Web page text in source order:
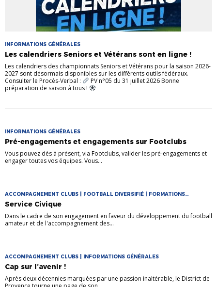
INFORMATIONS GÉNÉRALES
Les calendriers Seniors et Vétérans sont en ligne !
Les calendriers des championnats Seniors et Vétérans pour la saison 2026-
2027 sont désormais disponibles sur les différents outils fédéraux.
Consulter le Procès-Verbal :
PV n°05 du 31 juillet 2026 Bonne
préparation de saison à tous !
INFORMATIONS GÉNÉRALES
Pré-engagements et engagements sur Footclubs
Vous pouvez dès à présent, via Footclubs, valider les pré-engagements et
engager toutes vos équipes. Vous...
ACCOMPAGNEMENT CLUBS | FOOTBALL DIVERSIFIÉ | FORMATIONS
ARBITRES | FORMATIONS CLUBS | FORMATIONS DE CADRES |
INFORMATIONS GÉNÉRALES
Service Civique
Dans le cadre de son engagement en faveur du développement du football
amateur et de l'accompagnement des...
ACCOMPAGNEMENT CLUBS | INFORMATIONS GÉNÉRALES
Cap sur l’avenir !
Après deux décennies marquées par une passion inaltérable, le District de